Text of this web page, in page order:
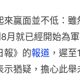
來贏面並不低：
月就已經開始為
報》的報道 ，遲
示猶疑，擔心此舉